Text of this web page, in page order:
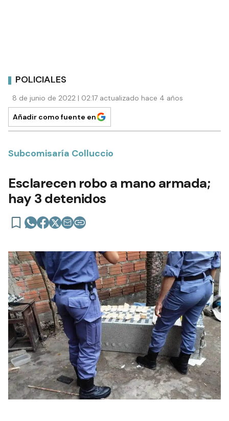
POLICIALES
8 de junio de 2022 | 02:17 actualizado hace 4 años
Añadir como fuente en
Subcomisaría Colluccio
Esclarecen robo a mano armada;
hay 3 detenidos